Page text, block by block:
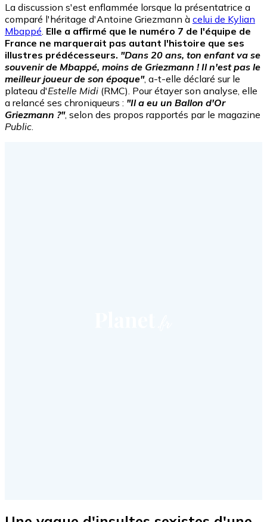
La discussion s'est enflammée lorsque la présentatrice a
comparé l'héritage d'Antoine Griezmann à celui de Kylian
Mbappé Elle a affirmé que le numéro 7 de l'équipe de
France ne marquerait pas autant l'histoire que ses
illustres prédécesseurs. "Dans 20 ans, ton enfant va se
souvenir de Mbappé, moins de Griezmann ! Il n'est pas le
meilleur joueur de son époque", a-t-elle déclaré sur le
plateau d'Estelle Midi (RMC). Pour étayer son analyse, elle
a relancé ses chroniqueurs : "Il a eu un Ballon d'Or
Griezmann ?", selon des propos rapportés par le magazine
Public